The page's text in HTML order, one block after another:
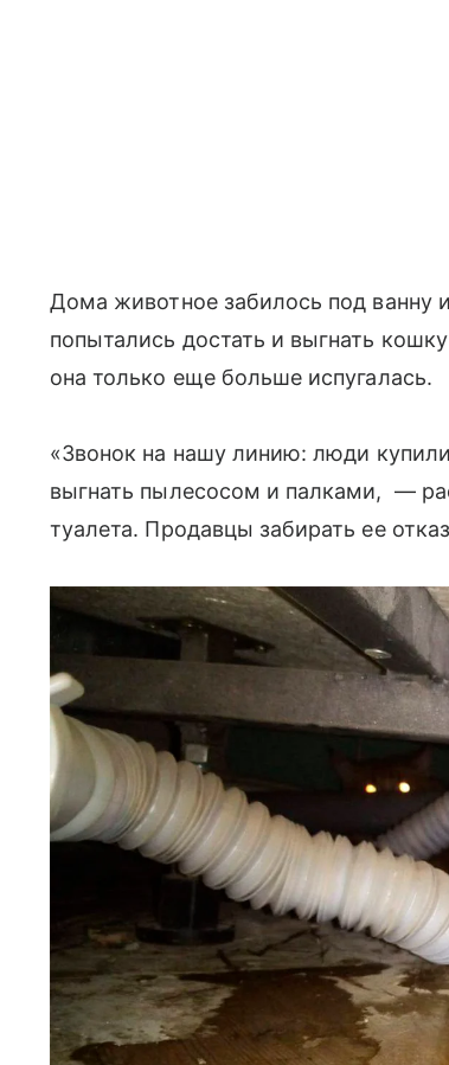
Дома животное забилось под ванну
попытались достать и выгнать
она только еще больше испугалась.
«Звонок на нашу линию: люди
выгнать пылесосом и палками, —
туалета. Продавцы забирать ее